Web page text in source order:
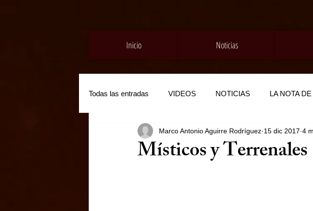
Inicio Noticias
Todas las entradas VIDEOS NOTICIAS LA NOTA
Místicos y Terrenales
Marco Antonio Aguirre Rodríguez 15 dic 2017 4